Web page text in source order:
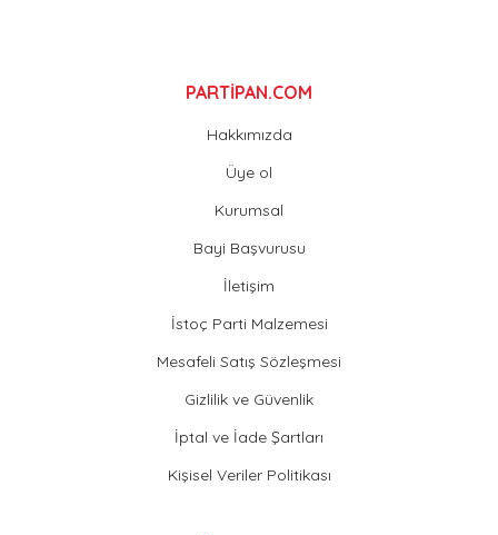
PARTİPAN.COM
Hakkımızda
Üye ol
Kurumsal
Bayi Başvurusu
İletişim
İstoç Parti Malzemesi
Mesafeli Satış Sözleşmesi
Gizlilik ve Güvenlik
İptal ve İade Şartları
Kişisel Veriler Politikası